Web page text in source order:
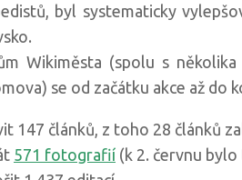
byl systematicky
Wikiměsta (spolu s
se od začátku akce až do
147 článků, z toho 28 článků
571 fotografií (k 2. červnu